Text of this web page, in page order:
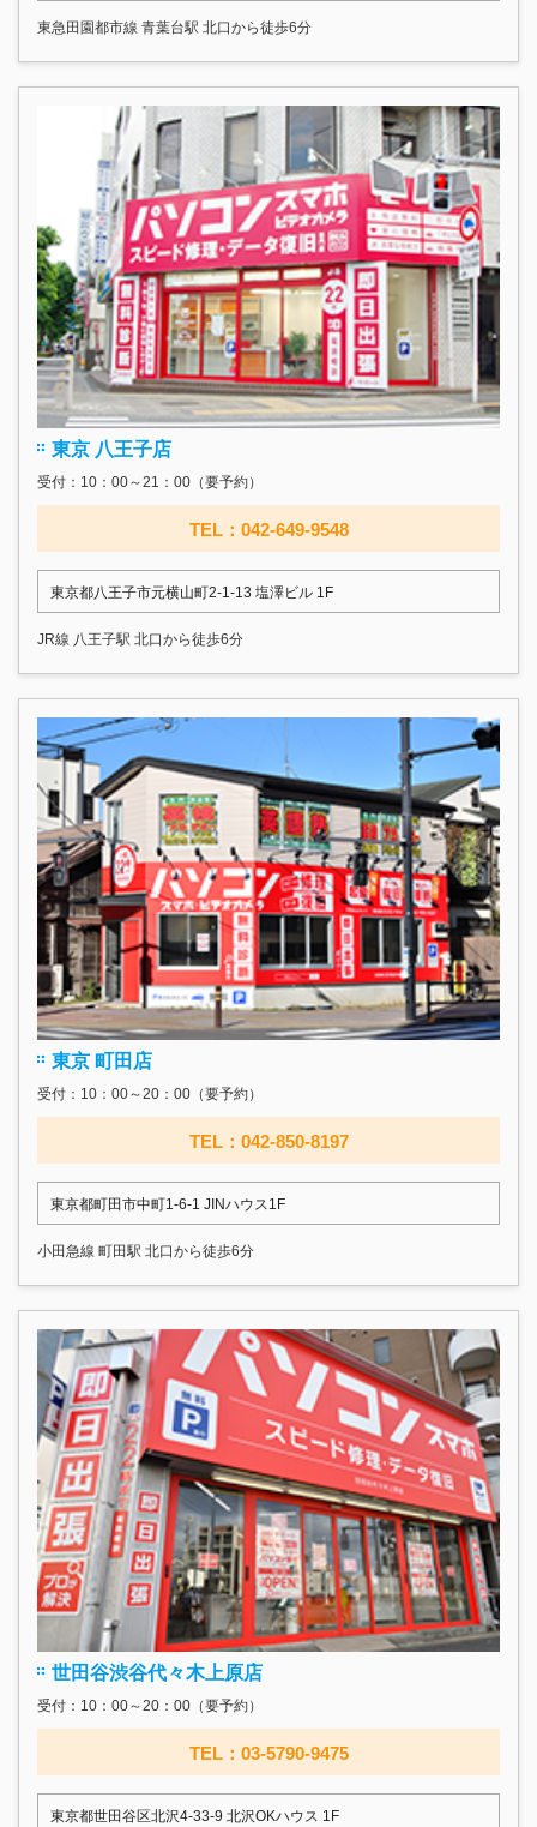
東急田園都市線 青葉台駅 北口から徒歩6分
東京 八王子店
受付：10：00～21：00（要予約）
TEL：042-649-9548
東京都八王子市元横山町2-1-13 塩澤ビル 1F
JR線 八王子駅 北口から徒歩6分
東京 町田店
受付：10：00～20：00（要予約）
TEL：042-850-8197
東京都町田市中町1-6-1 JINハウス1F
小田急線 町田駅 北口から徒歩6分
世田谷渋谷代々木上原店
受付：10：00～20：00（要予約）
TEL：03-5790-9475
東京都世田谷区北沢4-33-9 北沢OKハウス 1F